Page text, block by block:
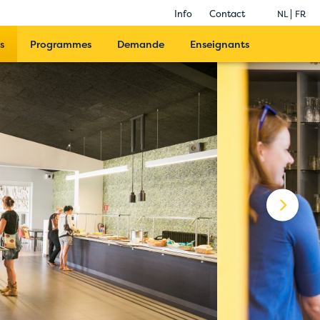
NL FR
Info Contact
Programmes Demande Enseignants